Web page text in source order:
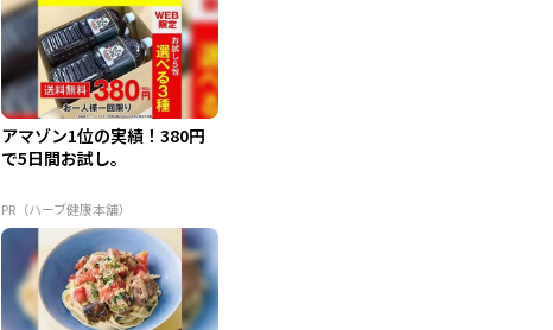
アマゾン1位の実績！380円
で5日間お試し。
PR（ハーブ健康本舗）